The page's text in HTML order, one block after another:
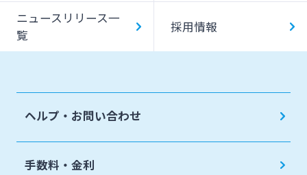
ニュースリリース一
覧
採用情報
ヘルプ・お問い合わせ
手数料・金利